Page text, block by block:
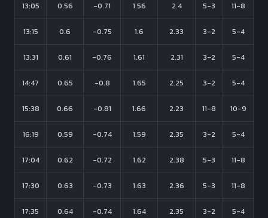
13:05 0.56 -0.71 1.56 2.4 5-3 11-8
13:15 0.6 -0.75 1.6 2.33 3-2 5-4
13:31 0.61 -0.76 1.61 2.31 3-2 5-4
14:47 0.65 -0.8 1.65 2.25 3-2 5-4
15:38 0.66 -0.81 1.66 2.23 11-8 10-9
16:19 0.59 -0.74 1.59 2.35 3-2 5-4
17:04 0.62 -0.72 1.62 2.38 5-3 11-8
17:30 0.63 -0.73 1.63 2.36 5-3 11-8
17:35 0.64 -0.74 1.64 2.35 3-2 5-4